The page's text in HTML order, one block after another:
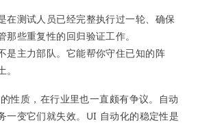
在测试人员已经完整执行过一轮、确保
那些重复性的回归验证工作。
是主力部队。它能帮你守住已知的阵
性质，在行业里也一直颇有争议。自动
一变它们就失效。UI 自动化的稳定性是